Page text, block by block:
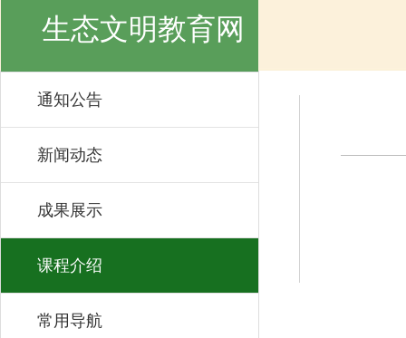
生态文明教育网
通知公告
新闻动态
成果展示
课程介绍
常用导航